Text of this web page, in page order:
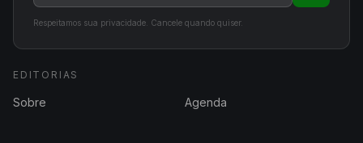
Respeitamos sua privacidade. Cancele quando quiser.
EDITORIAS
Sobre Agenda